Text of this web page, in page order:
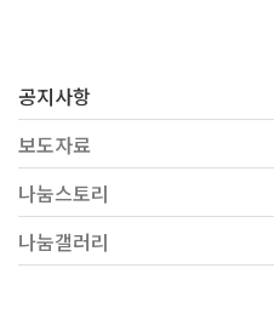
공지사항
보도자료
나눔스토리
나눔갤러리